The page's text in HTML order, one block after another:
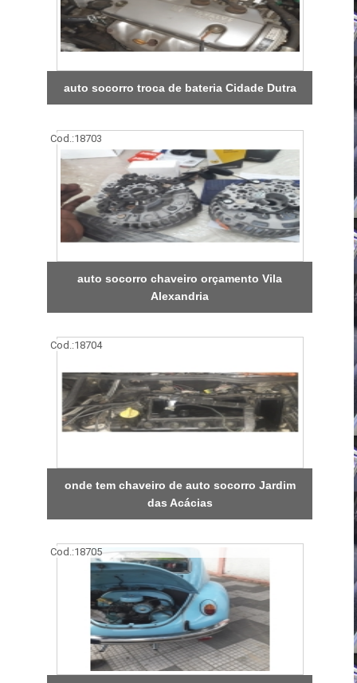
auto socorro troca de bateria Cidade Dutra
Cod.:18703
auto socorro chaveiro orçamento Vila
Alexandria
Cod.:18704
onde tem chaveiro de auto socorro Jardim
das Acácias
Cod.:18705